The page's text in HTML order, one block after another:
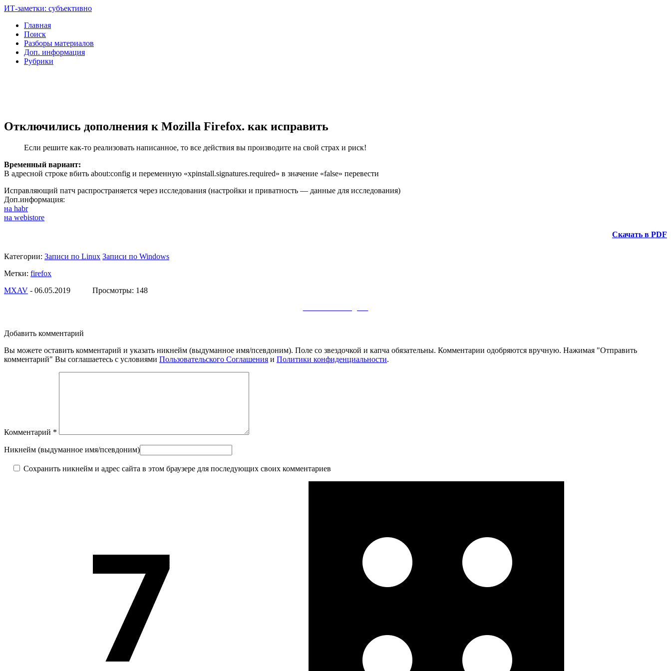
ИТ-заметки: субъективно
Главная
Поиск
Разборы материалов
Доп. информация
Рубрики
Отключились дополнения к Mozilla Firefox. как исправить
Если решите как-то реализовать написанное, то все действия вы производите на свой страх и риск!
Временный вариант:
В адресной строке вбить about:config и переменную «xpinstall.signatures.required» в значение «false» перевести
Исправляющий патч распространяется через исследования (настройки и приватность — данные для исследования)
Доп.информация:
на habr
на webistore
Скачать в PDF
Категории: Записи по Linux Записи по Windows
Метки: firefox
МXAV - 06.05.2019 Просмотры: 148
Добавить комментарий
Вы можете оставить комментарий и указать никнейм (выдуманное имя/псевдоним). Поле со звездочкой и капча обязательны. Комментарии одобряются вручную. Нажимая "Отправить
комментарий" Вы соглашаетесь с условиями Пользовательского Соглашения и Политики конфиденциальности.
Комментарий *
Никнейм (выдуманное имя/псевдоним)
Сохранить никнейм и адрес сайта в этом браузере для последующих своих комментариев